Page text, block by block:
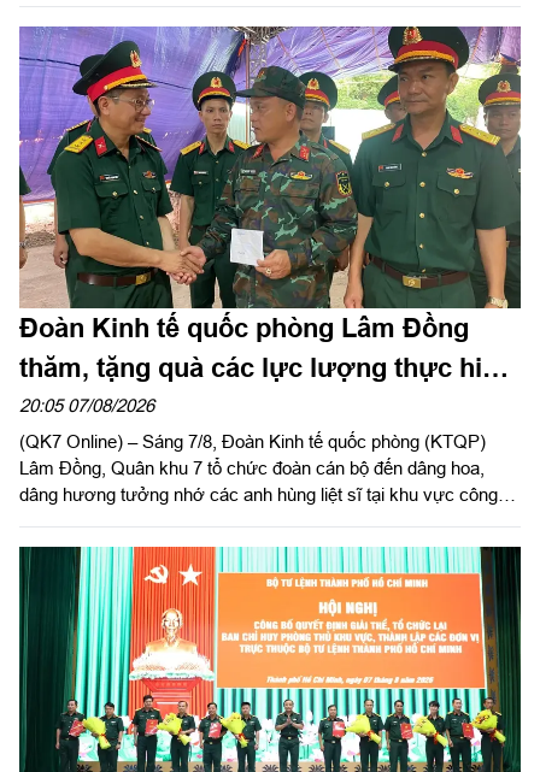
vụ chương trình "Tổ quốc trong tim" do báo Nhân dân tổ chức.
Đoàn Kinh tế quốc phòng Lâm Đồng
thăm, tặng quà các lực lượng thực hiện
nhiệm vụ tìm kiếm, quy tập hài cốt liệt sĩ
20:05 07/08/2026
(QK7 Online) – Sáng 7/8, Đoàn Kinh tế quốc phòng (KTQP)
Lâm Đồng, Quân khu 7 tổ chức đoàn cán bộ đến dâng hoa,
dâng hương tưởng nhớ các anh hùng liệt sĩ tại khu vực công
Đồng Nai do Thượng tá Đinh Nho Hùng, Đoàn trưởng Đoàn
KTQP Lâm Đồng làm trưởng đoàn.